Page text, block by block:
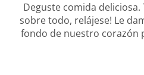
Deguste comida deliciosa.
sobre todo, relájese! Le
fondo de nuestro corazón